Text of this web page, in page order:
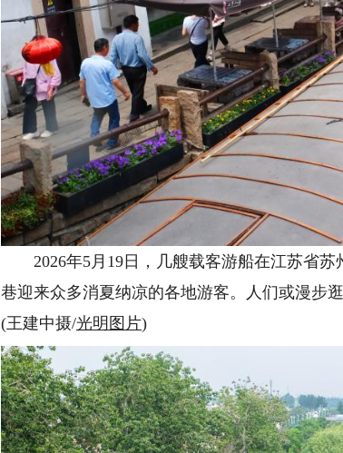
2026年5月19日，几艘载客游船在江苏省苏
巷迎来众多消夏纳凉的各地游客。人们或漫步
(王建中摄/光明图片)